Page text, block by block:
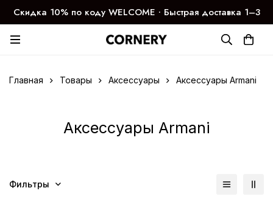
Скидка 10% по коду WELCOME ∙ Быстрая доставка 1–3
дня
Главная Товары Аксессуары Аксессуары Armani
Аксессуары Armani
Фильтры